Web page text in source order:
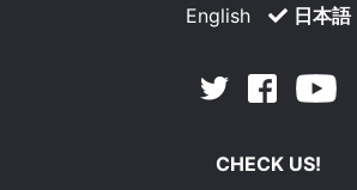
English 日本語
Twitter Facebook
CHECK US!